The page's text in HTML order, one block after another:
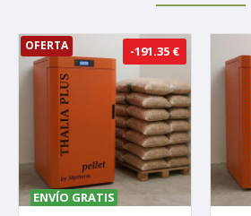
OFERTA
ENVÍO GRATIS
-191.35 €